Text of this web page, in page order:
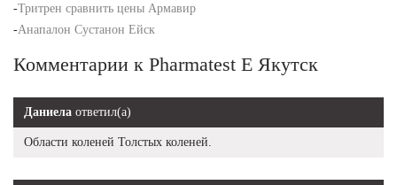
-Тритрен сравнить цены Армавир
-Анапалон Сустанон Ейск
Комментарии к Pharmatest E Якутск
Даниела ответил(а)
Области коленей Толстых коленей.